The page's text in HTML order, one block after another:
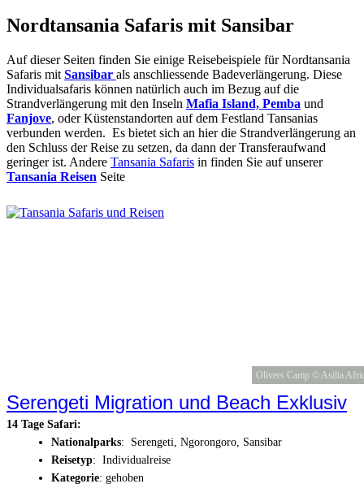
Nordtansania Safaris mit Sansibar
Auf dieser Seiten finden Sie einige Reisebeispiele für Nordtansania
Safaris mit Sansibar als anschliessende Badeverlängerung. Diese
Individualsafaris können natürlich auch im Bezug auf die
Strandverlängerung mit den Inseln Mafia Island, Pemba und
Fanjove, oder Küstenstandorten auf dem Festland Tansanias
verbunden werden. Es bietet sich an hier die Strandverlängerung an
den Schluss der Reise zu setzen, da dann der Transferaufwand
geringer ist. Andere Tansania Safaris in finden Sie auf unserer
Tansania Reisen Seite
Olivers Camp © Asilia
Serengeti Migration und Beach Exklusiv
14 Tage Safari:
Nationalparks: Serengeti, Ngorongoro, Sansibar
Reisetyp: Individualreise
Kategorie: gehoben